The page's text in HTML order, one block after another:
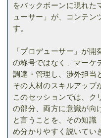
をバックボーンに現れた
ューサー」が、コンテン
す。
「プロデューサー」が
の称号ではなく、マーケ
調達・管理し、渉外担当
その人材のスキルアップ
このセッションでは、ク
の部分、両方に意識が向
と言うことを、その知識
め分かりやすく説いてい